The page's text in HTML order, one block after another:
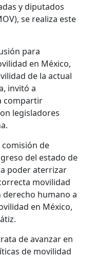
y diputados
se realiza este
para
en México,
de la actual
invitó a
compartir
legisladores
de
del estado de
poder aterrizar
movilidad
derecho humano a
en México,
de avanzar en
de movilidad